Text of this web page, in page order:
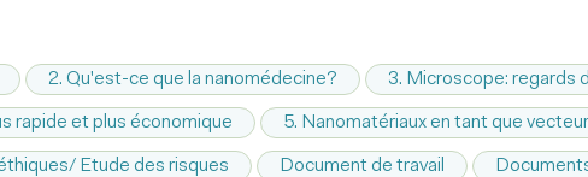
2. Qu'est-ce que la nanomédecine? 3. Microscope: regards
rapide et plus économique 5. Nanomatériaux en tant que
Etude des risques Document de travail